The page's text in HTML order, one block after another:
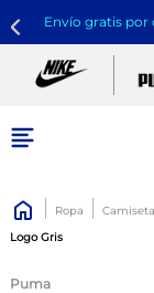
Envío gratis por
Ropa
Logo Gris
Puma